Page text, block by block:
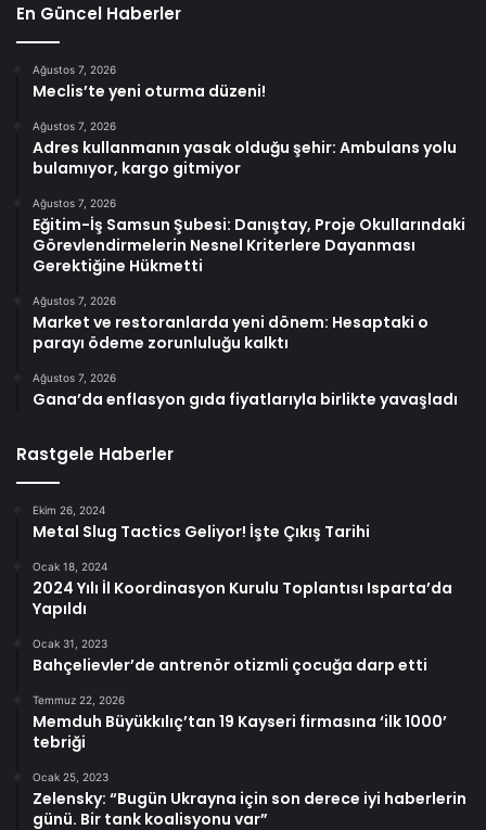
En Güncel Haberler
Ağustos 7, 2026
Meclis’te yeni oturma düzeni!
Ağustos 7, 2026
Adres kullanmanın yasak olduğu şehir: Ambulans yolu
bulamıyor, kargo gitmiyor
Ağustos 7, 2026
Eğitim-İş Samsun Şubesi: Danıştay, Proje Okullarındaki
Görevlendirmelerin Nesnel Kriterlere Dayanması
Gerektiğine Hükmetti
Ağustos 7, 2026
Market ve restoranlarda yeni dönem: Hesaptaki o
parayı ödeme zorunluluğu kalktı
Ağustos 7, 2026
Gana’da enflasyon gıda fiyatlarıyla birlikte yavaşladı
Rastgele Haberler
Ekim 26, 2024
Metal Slug Tactics Geliyor! İşte Çıkış Tarihi
Ocak 18, 2024
2024 Yılı İl Koordinasyon Kurulu Toplantısı Isparta’da
Yapıldı
Ocak 31, 2023
Bahçelievler’de antrenör otizmli çocuğa darp etti
Temmuz 22, 2026
Memduh Büyükkılıç’tan 19 Kayseri firmasına ‘ilk 1000’
tebriği
Ocak 25, 2023
Zelensky: “Bugün Ukrayna için son derece iyi haberlerin
günü. Bir tank koalisyonu var”